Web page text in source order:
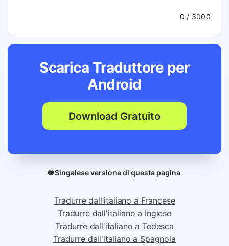
0 / 3000
Scarica Traduttore per
Android
Download Gratuito
🌐 Singalese versione di questa pagina
Tradurre dall'italiano a Francese
Tradurre dall'italiano a Inglese